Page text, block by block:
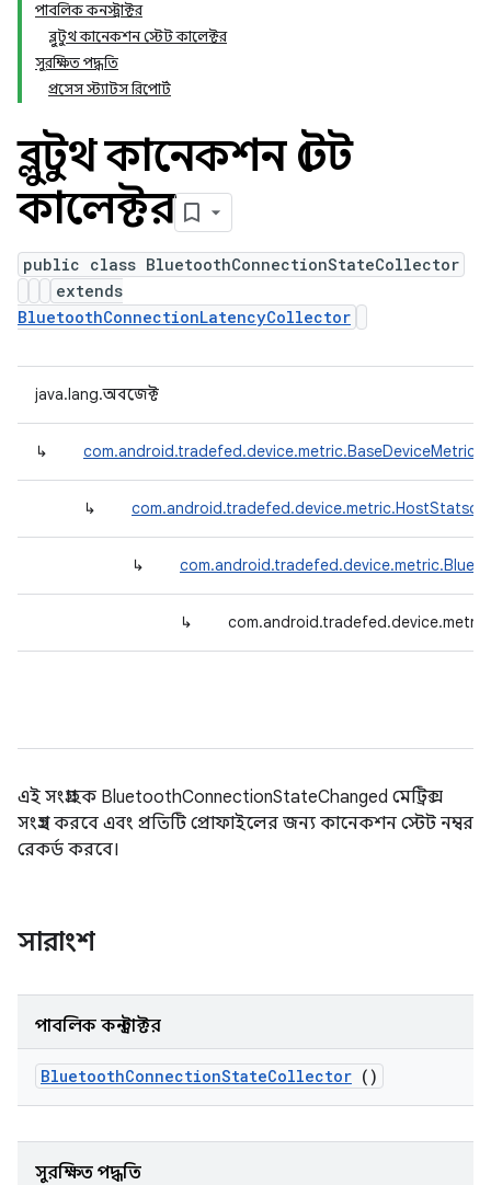
পাবলিক কনস্ট্রাক্টর
ব্লুটুথ কানেকশন স্টেট কালেক্টর
সুরক্ষিত পদ্ধতি
প্রসেস স্ট্যাটস রিপোর্ট
ব্লুটুথ কানেকশন স্টেট
কালেক্টর
public class BluetoothConnectionStateCollector
extends
BluetoothConnectionLatencyCollector
java.lang.অবজেক্ট
↳
↳
↳
↳
এই সংগ্রাহক BluetoothConnectionStateChanged মেট্রিক্স
সংগ্রহ করবে এবং প্রতিটি প্রোফাইলের জন্য কানেকশন স্টেট নম্বর
রেকর্ড করবে।
সারাংশ
পাবলিক কনস্ট্রাক্টর
BluetoothConnectionStateCollector ()
সুরক্ষিত পদ্ধতি